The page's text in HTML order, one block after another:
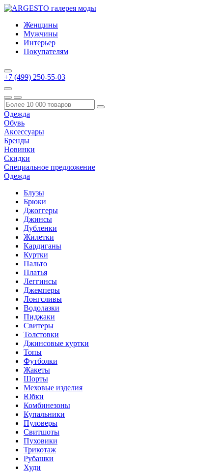
Женщины
Мужчины
Интерьер
Покупателям
+7 (499) 250-55-03
Одежда
Обувь
Аксессуары
Бренды
Новинки
Скидки
Специальное предложение
Одежда
Блузы
Брюки
Джоггеры
Джинсы
Дубленки
Жилетки
Кардиганы
Куртки
Пальто
Платья
Леггинсы
Джемперы
Лонгсливы
Водолазки
Пиджаки
Свитеры
Толстовки
Джинсовые куртки
Топы
Футболки
Жакеты
Шорты
Меховые изделия
Юбки
Комбинезоны
Купальники
Пуловеры
Свитшоты
Пуховики
Трикотаж
Рубашки
Худи